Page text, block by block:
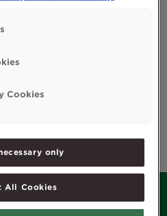
Read more
Cookies
only
All Cookies